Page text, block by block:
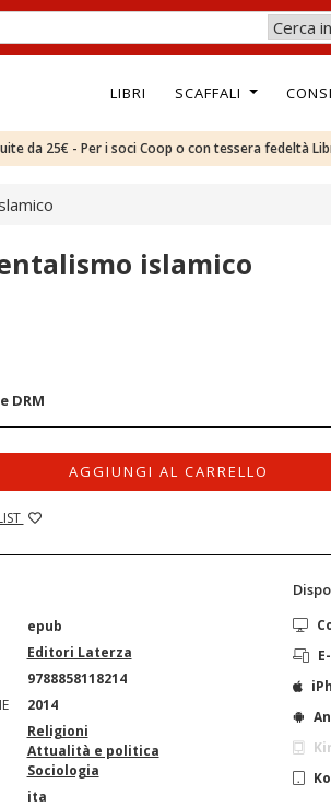
LIBRI SCAFFALI
da 25€ - Per i soci Coop o con tessera fedeltà
islamico
DRM
AGGIUNGI AL CARRELLO
epub
Editori Laterza
9788858118214
2014
Religioni
Attualità e politica
Sociologia
ita